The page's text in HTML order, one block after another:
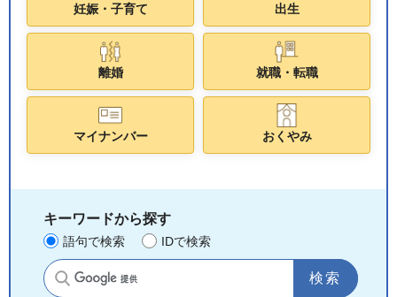
妊娠・子育て 出生
離婚 就職・転職
マイナンバー おくやみ
キーワードから探す
語句で検索 IDで検索
サイト内検索